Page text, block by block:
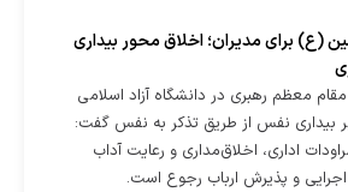
(ع) برای مدیران؛ اخلاق محور بیداری
معظم رهبری در دانشگاه آزاد اسلامی
بر بیداری نفس از طریق تذکر به نفس گفت:
اداری، اخلاق‌مداری و رعایت آداب
اجرایی و پذیرش ارباب رجوع است.